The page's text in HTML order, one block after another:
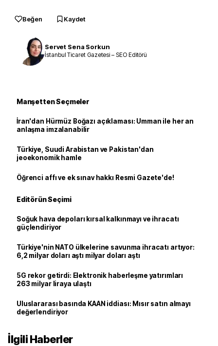
Beğen Kaydet
Servet Sena Sorkun
İstanbul Ticaret Gazetesi – SEO Editörü
Manşetten Seçmeler
İran'dan Hürmüz Boğazı açıklaması: Umman ile her an
anlaşma imzalanabilir
Türkiye, Suudi Arabistan ve Pakistan'dan
jeoekonomik hamle
Öğrenci affı ve ek sınav hakkı Resmi Gazete'de!
Editörün Seçimi
Soğuk hava depoları kırsal kalkınmayı ve ihracatı
güçlendiriyor
Türkiye'nin NATO ülkelerine savunma ihracatı artıyor:
6,2 milyar doları aştı milyar doları aştı
5G rekor getirdi: Elektronik haberleşme yatırımları
263 milyar liraya ulaştı
Uluslararası basında KAAN iddiası: Mısır satın almayı
değerlendiriyor
İlgili Haberler